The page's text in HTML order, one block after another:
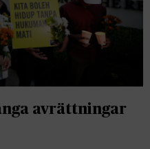
avrättningar